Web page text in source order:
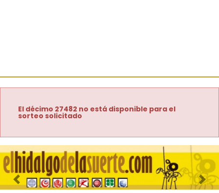
El décimo 27482 no está disponible para el
sorteo solicitado
Imagen anterior